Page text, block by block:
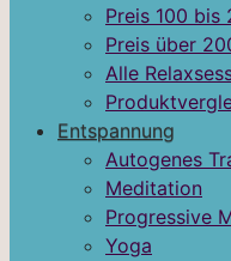
Preis 100 bis
Preis über
Alle
Entspannung
Autogenes
Meditation
Progressive
Yoga